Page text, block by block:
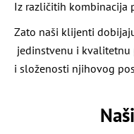
Iz različitih kombinacija
Zato naši klijenti
jedinstvenu i
i složenosti njihovog